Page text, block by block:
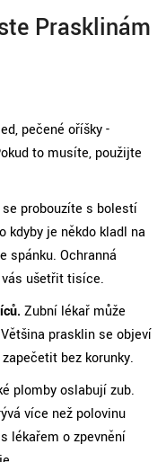
Prasklinám
pečené oříšky -
to musíte, použijte
se probouzíte s bolestí
kdyby je někdo kladl na
spánku. Ochranná
ušetřit tisíce.
Zubní lékař může
prasklin se objeví
bez korunky.
plomby oslabují zub.
více než polovinu
lékařem o zpevnění